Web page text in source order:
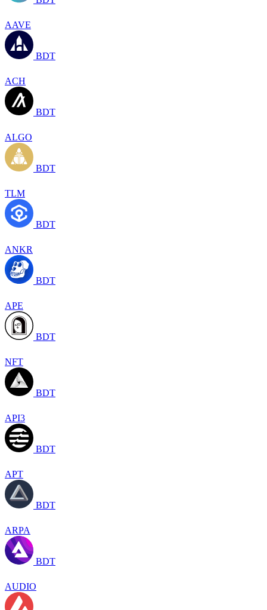
AAVE
BDT
ACH
BDT
ALGO
BDT
TLM
BDT
ANKR
BDT
APE
BDT
NFT
BDT
API3
BDT
APT
BDT
ARPA
BDT
AUDIO